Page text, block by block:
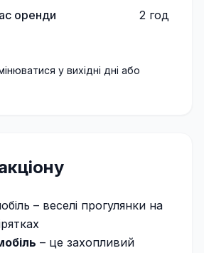
оренди 2 год
у вихідні дні або
– веселі прогулянки на
– це захопливий